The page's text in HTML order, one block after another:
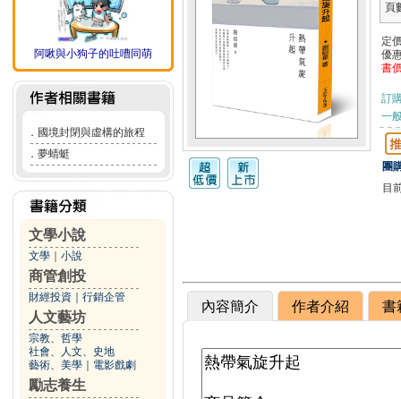
阿啾與小狗子的吐嘈同萌
． 國境封閉與虛構的旅程
． 夢蜻蜓
文學小說
文學 小說
商管創投
財經投資 行銷企管
人文藝坊
宗教、哲學
社會、人文、史地
藝術、美學
電影戲劇
勵志養生
頁
定
優
書
訂
一
團
目
內容簡介 作者介紹 書